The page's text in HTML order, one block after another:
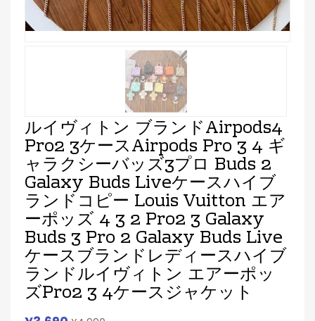
ルイヴィトン ブランドAirpods4
Pro2 3ケースAirpods Pro 3 4 ギ
ャラクシーバッズ3プロ Buds 2
Galaxy Buds Liveケースハイブ
ランドコピー Louis Vuitton エア
ーポッズ 4 3 2 Pro2 3 Galaxy
Buds 3 Pro 2 Galaxy Buds Live
ケースブランドレディースハイブ
ランドルイヴィトン エアーポッ
ズpro2 3 4ケースジャケット